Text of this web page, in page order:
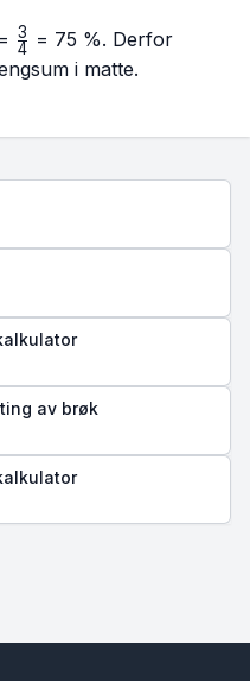
= \frac{3}
{4}
4
3
= 75 %. Derfor
i matte.
av brøk